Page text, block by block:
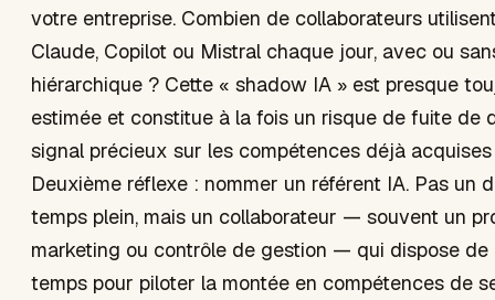
votre entreprise. Combien de collaborateurs
Claude, Copilot ou Mistral chaque jour, avec ou
hiérarchique ? Cette « shadow IA » est presque
estimée et constitue à la fois un risque de fuite de
signal précieux sur les compétences déjà acquises
Deuxième réflexe : nommer un référent IA. Pas un
temps plein, mais un collaborateur — souvent un
marketing ou contrôle de gestion — qui dispose de
temps pour piloter la montée en compétences de